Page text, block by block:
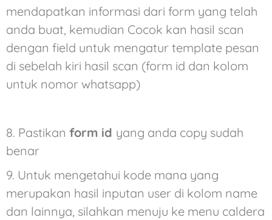
mendapatkan informasi dari form yang telah
anda buat, kemudian Cocok kan hasil scan
dengan field untuk mengatur template pesan
di sebelah kiri hasil scan (form id dan kolom
untuk nomor whatsapp)
8. Pastikan form id yang anda copy sudah
benar
9. Untuk mengetahui kode mana yang
merupakan hasil inputan user di kolom name
dan lainnya, silahkan menuju ke menu caldera